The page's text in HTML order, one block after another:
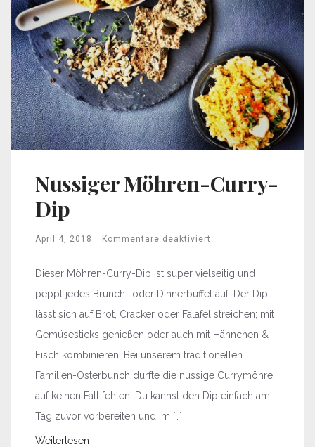
Nussiger Möhren-Curry-
Dip
April 4, 2018 Kommentare deaktiviert
Dieser Möhren-Curry-Dip ist super vielseitig und
peppt jedes Brunch- oder Dinnerbuffet auf. Der Dip
lässt sich auf Brot, Cracker oder Falafel streichen; mit
Gemüsesticks genießen oder auch mit Hähnchen &
Fisch kombinieren. Bei unserem traditionellen
Familien-Osterbunch durfte die nussige Currymöhre
auf keinen Fall fehlen. Du kannst den Dip einfach am
Tag zuvor vorbereiten und im […]
Weiterlesen